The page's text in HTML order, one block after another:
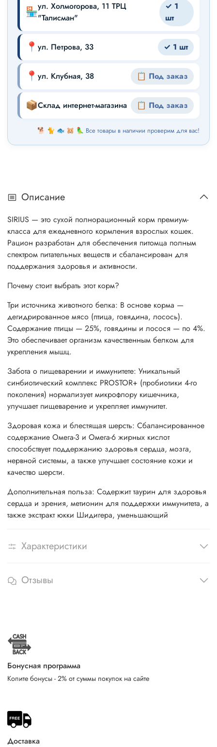
🏪ул. Холмогорова, 11 ТРЦ
"Талисман"
✓ 1
шт
📍 ул. Петрова, 33 ✓ 1 шт
📍 ул. Клубная, 38 📋 Под заказ
📦Склад интернет-магазина 📋 Под заказ
🐕 🐈 🐟 🐹 🦜 Все товары в наличии проверим для вас!
Описание
SIRIUS — это сухой полнорационный корм премиум-
класса для ежедневного кормления взрослых кошек.
Рацион разработан для обеспечения питомца полным
спектром питательных веществ и сбалансирован для
поддержания здоровья и активности.
Почему стоит выбрать этот корм?
Три источника животного белка: В основе корма —
дегидрированное мясо (птица, говядина, лосось).
Содержание птицы — 25%, говядины и лосося — по 4%.
Это обеспечивает организм качественным белком для
укрепления мышц.
Забота о пищеварении и иммунитете: Уникальный
синбиотический комплекс PROSTOR+ (пробиотики 4-го
поколения) нормализует микрофлору кишечника,
улучшает пищеварение и укрепляет иммунитет.
Здоровая кожа и блестящая шерсть: Сбалансированное
содержание Омега-3 и Омега-6 жирных кислот
способствует поддержанию здоровья сердца, мозга,
нервной системы, а также улучшает состояние кожи и
качество шерсти.
Дополнительная польза: Содержит таурин для здоровья
сердца и зрения, метионин для поддержки иммунитета, а
также экстракт юкки Шидигера, уменьшающий
Характеристики
Отзывы
Бонусная программа
Копите бонусы - 2% от суммы покупок на сайте
Доставка